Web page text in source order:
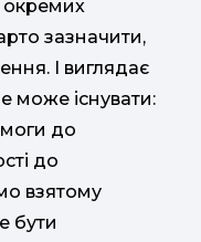
окремих
зазначити,
І виглядає
може існувати:
до
до
взятому
бути